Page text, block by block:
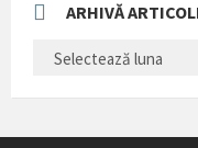
ARHIVĂ
ARTICOLE